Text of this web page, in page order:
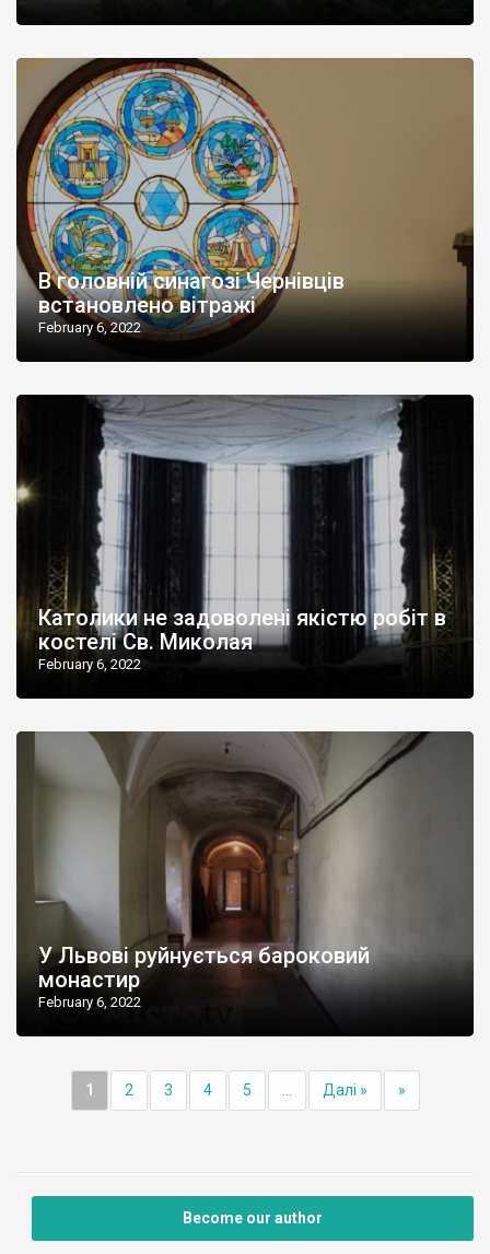
В головній синагозі Чернівців
встановлено вітражі
February 6, 2022
Католики не задоволені якістю робіт в
костелі Св. Миколая
February 6, 2022
У Львові руйнується бароковий
монастир
February 6, 2022
1 2 3 4 5 Далі » »
Become our author